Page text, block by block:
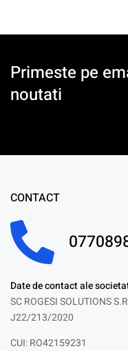
Primeste pe
noutati
CONTACT
Date de contact ale
SC ROGESI SOLUTIONS
J22/213/2020
CUI: RO42159231